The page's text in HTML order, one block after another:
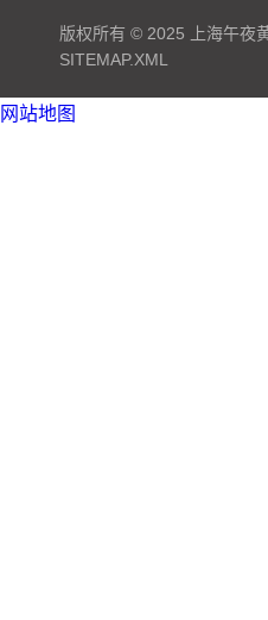
版权所有 © 2025 上海午夜
SITEMAP.XML
网站地图